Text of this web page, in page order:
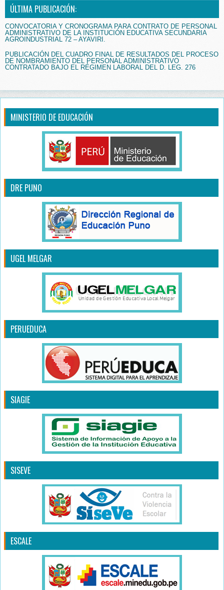
ÚLTIMA PUBLICACIÓN:
CONVOCATORIA Y CRONOGRAMA PARA CONTRATO DE PERSONAL
ADMINISTRATIVO DE LA INSTITUCIÓN EDUCATIVA SECUNDARIA
AGROINDUSTRIAL 72 – AYAVIRI.
PUBLICACIÓN DEL CUADRO FINAL DE RESULTADOS DEL PROCESO
DE NOMBRAMIENTO DEL PERSONAL ADMINISTRATIVO
CONTRATADO BAJO EL RÉGIMEN LABORAL DEL D. LEG. 276
MINISTERIO DE EDUCACIÓN
DRE PUNO
UGEL MELGAR
PERUEDUCA
SIAGIE
SISEVE
ESCALE